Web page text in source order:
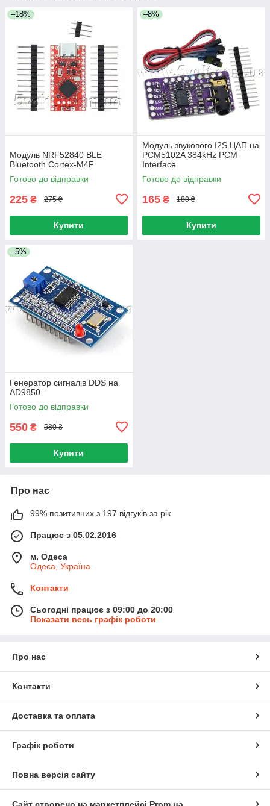
–18%
Модуль NRF52840 BLE
Bluetooth Cortex-M4F
Готово до відправки
225 ₴ 275 ₴
Купити
–8%
Модуль звукового I2S ЦАП на
PCM5102A 384kHz PCM
Interface
Готово до відправки
165 ₴ 180 ₴
Купити
–5%
Генератор сигналів DDS на
AD9850
Готово до відправки
550 ₴ 580 ₴
Купити
Про нас
99% позитивних з 197 відгуків за рік
Працює з 05.02.2016
м. Одеса
Одеса, Україна
Контакти
Сьогодні працює з 09:00 до 20:00
Показати весь графік роботи
Про нас
Контакти
Доставка та оплата
Графік роботи
Повна версія сайту